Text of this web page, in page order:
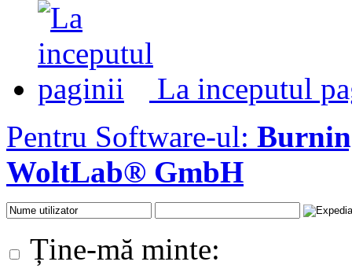
La inceputul
Pentru Software-ul:
WoltLab® GmbH
Ține-mă minte: